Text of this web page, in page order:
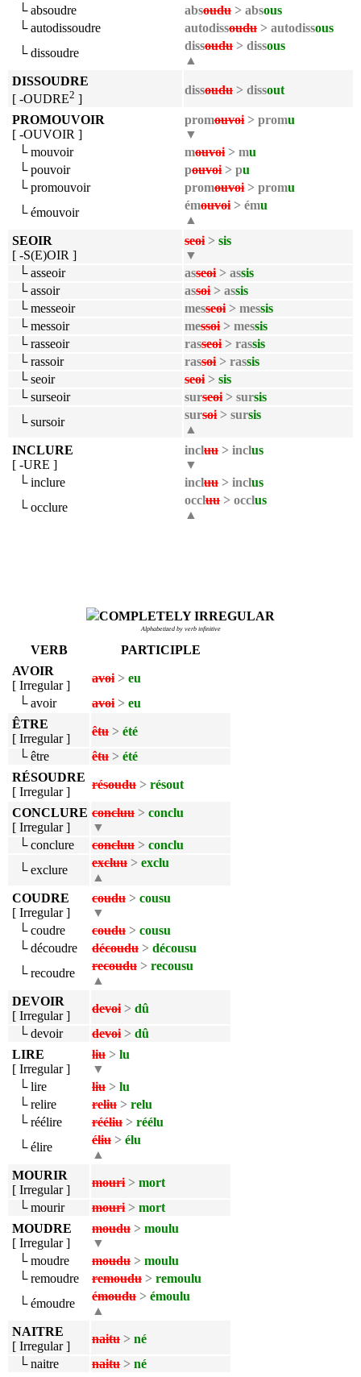
└ absoudre
absoudu > absous
└ autodissoudre
autodissoudu > autodissous
└ dissoudre
dissoudu > dissous
▲
DISSOUDRE
[ -OUDRE2 ]
dissoudu > dissout
PROMOUVOIR
[ -OUVOIR ]
promouvoi > promu
▼
└ mouvoir
mouvoi > mu
└ pouvoir
pouvoi > pu
└ promouvoir
promouvoi > promu
└ émouvoir
émouvoi > ému
▲
SEOIR
[ -S(E)OIR ]
seoi > sis
▼
└ asseoir
asseoi > assis
└ assoir
assoi > assis
└ messeoir
messeoi > messis
└ messoir
messoi > messis
└ rasseoir
rasseoi > rassis
└ rassoir
rassoi > rassis
└ seoir
seoi > sis
└ surseoir
surseoi > sursis
└ sursoir
sursoi > sursis
▲
INCLURE
[ -URE ]
incluu > inclus
▼
└ inclure
incluu > inclus
└ occlure
occluu > occlus
▲
COMPLETELY IRREGULAR
Alphabetized by verb infinitive
VERB
PARTICIPLE
AVOIR
[ Irregular ]
avoi > eu
└ avoir
avoi > eu
ÊTRE
[ Irregular ]
êtu > été
└ être
êtu > été
RÉSOUDRE
[ Irregular ]
résoudu > résout
CONCLURE
[ Irregular ]
concluu > conclu
▼
└ conclure
concluu > conclu
└ exclure
excluu > exclu
▲
COUDRE
[ Irregular ]
coudu > cousu
▼
└ coudre
coudu > cousu
└ découdre
découdu > décousu
└ recoudre
recoudu > recousu
▲
DEVOIR
[ Irregular ]
devoi > dû
└ devoir
devoi > dû
LIRE
[ Irregular ]
liu > lu
▼
└ lire
liu > lu
└ relire
reliu > relu
└ réélire
rééliu > réélu
└ élire
éliu > élu
▲
MOURIR
[ Irregular ]
mouri > mort
└ mourir
mouri > mort
MOUDRE
[ Irregular ]
moudu > moulu
▼
└ moudre
moudu > moulu
└ remoudre
remoudu > remoulu
└ émoudre
émoudu > émoulu
▲
NAITRE
[ Irregular ]
naitu > né
└ naitre
naitu > né